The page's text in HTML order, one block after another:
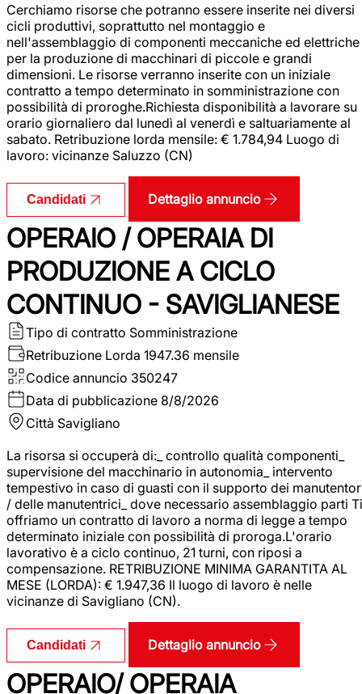
Cerchiamo risorse che potranno essere inserite nei diversi
cicli produttivi, soprattutto nel montaggio e
nell'assemblaggio di componenti meccaniche ed elettriche
per la produzione di macchinari di piccole e grandi
dimensioni. Le risorse verranno inserite con un iniziale
contratto a tempo determinato in somministrazione con
possibilità di proroghe.Richiesta disponibilità a lavorare su
orario giornaliero dal lunedì al venerdì e saltuariamente al
sabato. Retribuzione lorda mensile: € 1.784,94 Luogo di
lavoro: vicinanze Saluzzo (CN)
Candidati Dettaglio annuncio
OPERAIO / OPERAIA DI
PRODUZIONE A CICLO
CONTINUO - SAVIGLIANESE
Tipo di contratto Somministrazione
Retribuzione Lorda 1947.36 mensile
Codice annuncio 350247
Data di pubblicazione 8/8/2026
Città Savigliano
La risorsa si occuperà di:_ controllo qualità componenti_
supervisione del macchinario in autonomia_ intervento
tempestivo in caso di guasti con il supporto dei
/ delle manutentrici_ dove necessario assemblaggio parti Ti
offriamo un contratto di lavoro a norma di legge a tempo
determinato iniziale con possibilità di proroga.L'orario
lavorativo è a ciclo continuo, 21 turni, con riposi a
compensazione. RETRIBUZIONE MINIMA GARANTITA AL
MESE (LORDA): € 1.947,36 Il luogo di lavoro è nelle
vicinanze di Savigliano (CN).
Candidati Dettaglio annuncio
OPERAIO/ OPERAIA